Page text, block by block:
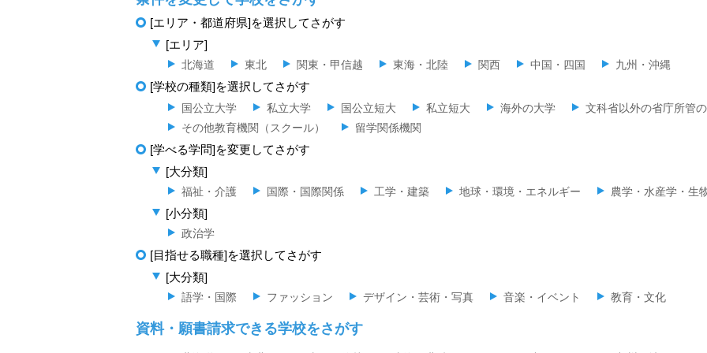
[エリア・都道府県]を選択してさがす
[エリア]
北海道 東北 関東・甲信越 東海・北陸 関西 中国・四国 九州・沖縄
[学校の種類]を選択してさがす
国公立大学 私立大学 国公立短大 私立短大 海外の大学 文科省以外の省庁所管
その他教育機関（スクール）
留学関係機関
[学べる学問]を変更してさがす
[大分類]
福祉・介護 国際・国際関係 工学・建築 地球・環境・エネルギー 農学・水産学・生
[小分類]
政治学
[目指せる職種]を選択してさがす
[大分類]
語学・国際 ファッション デザイン・芸術・写真 音楽・イベント 教育・文化
資料・願書請求できる学校をさがす